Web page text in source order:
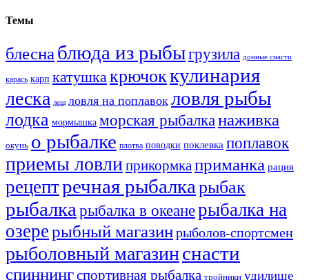
Темы
блесна блюда из рыбыгрузила донные снасти
карась карп катушкакрючоккулинария
леска лещ ловля на поплавок ловля рыбы
лодка мормышка морская рыбалканаживка
окунь о рыбалке плотва поводки поклевка поплавок
приемы ловлиприкормкаприманка рация
рецептречная рыбалка рыбак
рыбалка рыбалка в океанерыбалка на
озерерыбный магазинрыболов-спортсмен
рыболовный магазинснасти
спиннингспортивная рыбалка тройники удилище